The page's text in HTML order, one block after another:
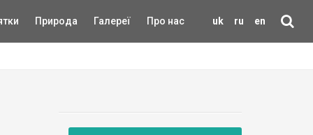
uk ru en
Природа Галереї Про нас